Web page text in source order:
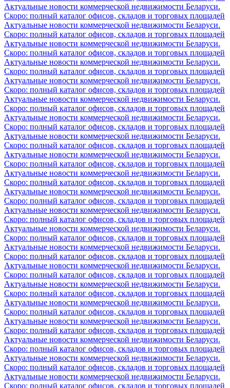
Актуальные новости коммерческой недвижимости Беларуси.
Скоро: полный каталог офисов, складов и торговых площадей
Актуальные новости коммерческой недвижимости Беларуси.
Скоро: полный каталог офисов, складов и торговых площадей
Актуальные новости коммерческой недвижимости Беларуси.
Скоро: полный каталог офисов, складов и торговых площадей
Актуальные новости коммерческой недвижимости Беларуси.
Скоро: полный каталог офисов, складов и торговых площадей
Актуальные новости коммерческой недвижимости Беларуси.
Скоро: полный каталог офисов, складов и торговых площадей
Актуальные новости коммерческой недвижимости Беларуси.
Скоро: полный каталог офисов, складов и торговых площадей
Актуальные новости коммерческой недвижимости Беларуси.
Скоро: полный каталог офисов, складов и торговых площадей
Актуальные новости коммерческой недвижимости Беларуси.
Скоро: полный каталог офисов, складов и торговых площадей
Актуальные новости коммерческой недвижимости Беларуси.
Скоро: полный каталог офисов, складов и торговых площадей
Актуальные новости коммерческой недвижимости Беларуси.
Скоро: полный каталог офисов, складов и торговых площадей
Актуальные новости коммерческой недвижимости Беларуси.
Скоро: полный каталог офисов, складов и торговых площадей
Актуальные новости коммерческой недвижимости Беларуси.
Скоро: полный каталог офисов, складов и торговых площадей
Актуальные новости коммерческой недвижимости Беларуси.
Скоро: полный каталог офисов, складов и торговых площадей
Актуальные новости коммерческой недвижимости Беларуси.
Скоро: полный каталог офисов, складов и торговых площадей
Актуальные новости коммерческой недвижимости Беларуси.
Скоро: полный каталог офисов, складов и торговых площадей
Актуальные новости коммерческой недвижимости Беларуси.
Скоро: полный каталог офисов, складов и торговых площадей
Актуальные новости коммерческой недвижимости Беларуси.
Скоро: полный каталог офисов, складов и торговых площадей
Актуальные новости коммерческой недвижимости Беларуси.
Скоро: полный каталог офисов, складов и торговых площадей
Актуальные новости коммерческой недвижимости Беларуси.
Скоро: полный каталог офисов, складов и торговых площадей
Актуальные новости коммерческой недвижимости Беларуси.
Скоро: полный каталог офисов, складов и торговых площадей
Актуальные новости коммерческой недвижимости Беларуси.
Скоро: полный каталог офисов, складов и торговых площадей